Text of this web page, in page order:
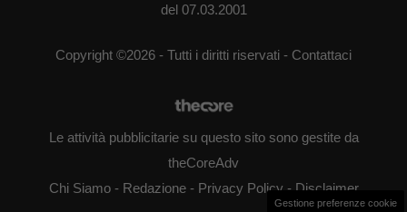
del 07.03.2001
Copyright ©2026 - Tutti i diritti riservati - Contattaci
Le attività pubblicitarie su questo sito sono gestite da
theCoreAdv
Chi Siamo- Redazione- Privacy Policy- Disclaimer
Gestione preferenze cookie